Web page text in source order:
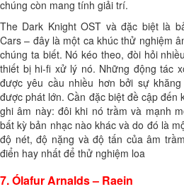
chúng còn mang tính giải trí.
The Dark Knight OST và đặc biệt là
Cars – đây là một ca khúc thử nghiệm
chúng ta biết. Nó kéo theo, đòi hỏi
thiết bị hi-fi xử lý nó. Những động tác
được yêu cầu nhiều hơn bởi sự
được phát lớn. Cần đặc biệt đề cập đến
ghi âm này: đôi khi nó trầm và mạnh
bất kỳ bản nhạc nào khác và do đó là
độ nét, độ nặng và độ tấn của âm
điển hay nhất để thử nghiệm loa
7. Ólafur Arnalds – Raein